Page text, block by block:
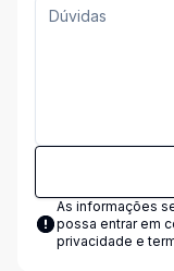
As informações
possa entrar em
privacidade e